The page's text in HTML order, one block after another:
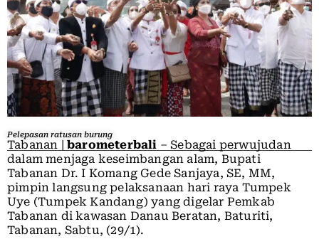
Pelepasan ratusan burung
Tabanan |barometerbali – Sebagai perwujudan
dalam menjaga keseimbangan alam, Bupati
Tabanan Dr. I Komang Gede Sanjaya, SE, MM,
pimpin langsung pelaksanaan hari raya Tumpek
Uye (Tumpek Kandang) yang digelar Pemkab
Tabanan di kawasan Danau Beratan, Baturiti,
Tabanan, Sabtu, (29/1).